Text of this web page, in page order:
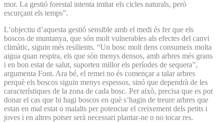
mor. La gestió forestal intenta imitar els cicles naturals, però
escurçant els temps”.
L’objectiu d’aquesta gestió sensible amb el medi és fer que els
boscos de muntanya, que són molt vulnerables als efectes del canvi
climàtic, siguin més resilients. “Un bosc molt dens consumeix molta
aigua quan respira, els que són menys densos, amb arbres més grans
i en bon estat de salut, suporten millor els períodes de sequera”,
argumenta Font. Ara bé, el remei no és començar a talar arbres
perquè els boscos siguin menys espessos, sinó que dependrà de les
característiques de la zona de cada bosc. Per això, precisa que es pot
donar el cas que hi hagi boscos en què s’hagin de treure arbres que
estan en mal estat o malalts per potenciar el creixement dels petits i
joves i en altres potser serà necessari plantar-ne o no tocar res.